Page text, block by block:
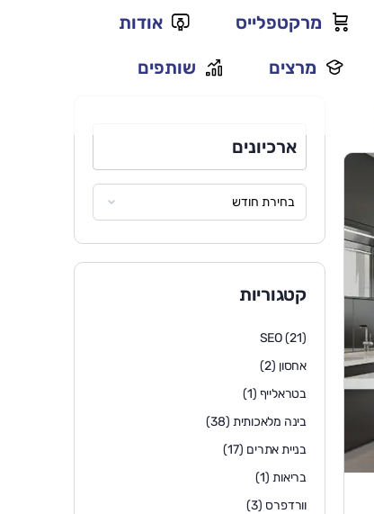
מרקטפלייס אודות
מרצים שותפים
ארכיונים
קטגוריות
SEO(21)
אחסון (2)
בטראלייף (1)
בינה מלאכותית (38)
בניית אתרים (17)
בריאות(1)
וורדפרס (3)